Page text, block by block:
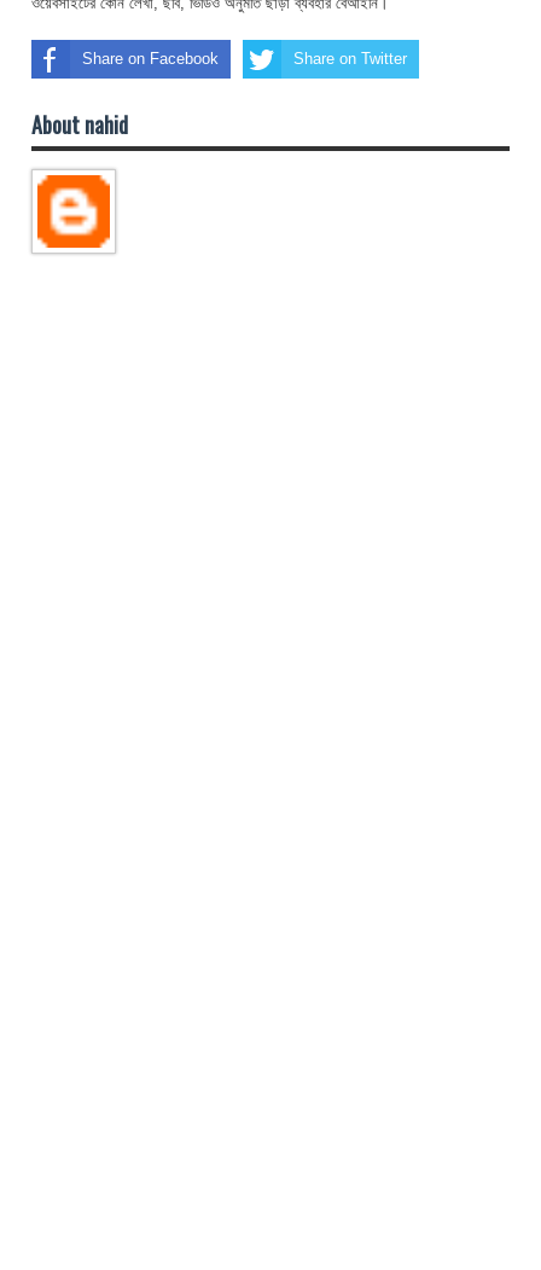
Share on Facebook Share on Twitter
About nahid